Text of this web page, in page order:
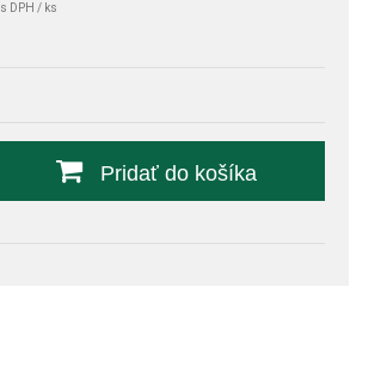
s DPH / ks
Pridať do košíka